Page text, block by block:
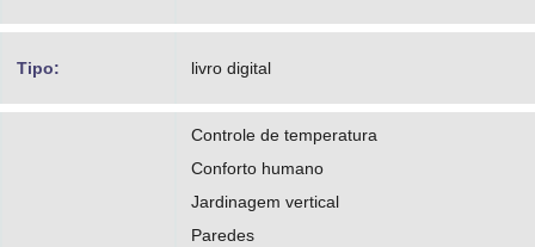
Tipo: livro digital
Controle de temperatura
Conforto humano
Jardinagem vertical
Paredes